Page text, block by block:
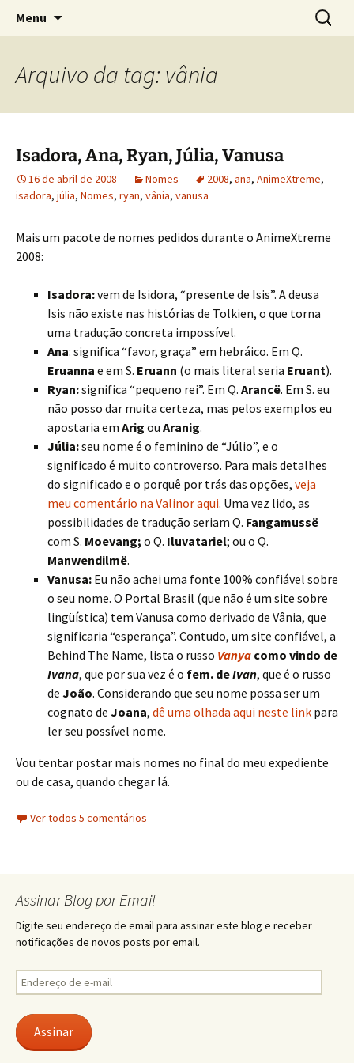
Tolkien e o Élfico
Sobre as línguas d'O Senhor dos Anéis
Menu
conteúdo
por:
Arquivo da tag: vânia
Isadora, Ana, Ryan, Júlia, Vanusa
16 de abril de 2008 Nomes 2008, ana, AnimeXtreme,
isadora, júlia, Nomes, ryan, vânia, vanusa
Mais um pacote de nomes pedidos durante o AnimeXtreme
2008:
Isadora:vem de Isidora, “presente de Isis”. A deusa
Isis não existe nas histórias de Tolkien, o que torna
uma tradução concreta impossível.
Ana: significa “favor, graça” em hebráico. Em Q.
Eruanna e em S. Eruann (o mais literal seria Eruant).
Ryan:significa “pequeno rei”. Em Q. Arancë. Em S. eu
não posso dar muita certeza, mas pelos exemplos eu
apostaria em Arig ou Aranig.
Júlia:seu nome é o feminino de “Júlio”, e o
significado é muito controverso. Para mais detalhes
do significado e o porquê por trás das opções, veja
meu comentário na Valinor aqui. Uma vez lido, as
possibilidades de tradução seriam Q. Fangamussë
com S. Moevang; o Q. Iluvatariel; ou o Q.
Manwendilmë.
Vanusa: Eu não achei uma fonte 100% confiável sobre
o seu nome. O Portal Brasil (que não é um site sobre
lingüística) tem Vanusa como derivado de Vânia, que
significaria “esperança”. Contudo, um site confiável, a
Behind The Name, lista o russo Vanya como vindo de
Ivana, que por sua vez é o fem. deIvan, que é o russo
de João. Considerando que seu nome possa ser um
cognato de Joana, dê uma olhada aqui neste link para
ler seu possível nome.
Vou tentar postar mais nomes no final do meu expediente
ou de casa, quando chegar lá.
Ver todos 5 comentários
Assinar Blog por Email
Digite seu endereço de email para assinar este blog e receber
notificações de novos posts por email.
Endereço
de
mail Assinar